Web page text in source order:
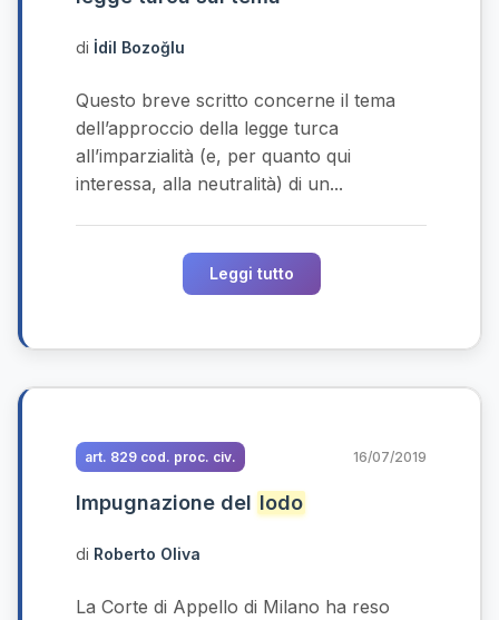
di İdil Bozoğlu
Questo breve scritto concerne il tema
dell’approccio della legge turca
all’imparzialità (e, per quanto qui
interessa, alla neutralità) di un...
Leggi tutto
art. 829 cod. proc. civ. 16/07/2019
Impugnazione del lodo
di Roberto Oliva
La Corte di Appello di Milano ha reso